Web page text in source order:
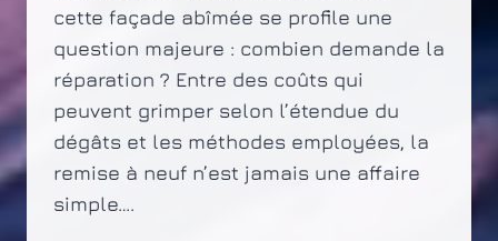
cette façade abîmée se profile une
question majeure : combien demande la
réparation ? Entre des coûts qui
peuvent grimper selon l’étendue du
dégâts et les méthodes employées, la
remise à neuf n’est jamais une affaire
simple….